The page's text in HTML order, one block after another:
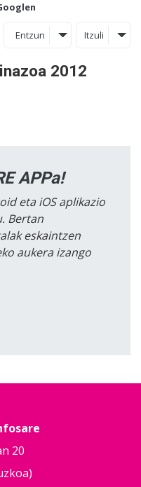
Entzun Itzuli
2012
APPa!
eta iOS aplikazio
Bertan
eskaintzen
aukera izango
20